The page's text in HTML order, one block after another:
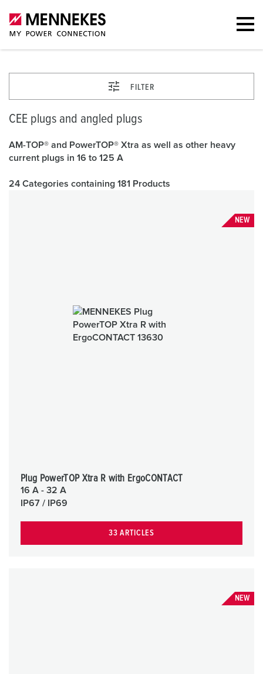
FILTER
CEE plugs and angled plugs
AM-TOP® and PowerTOP® Xtra as well as other heavy
current plugs in 16 to 125 A
24 Categories containing 181 Products
NEW
Plug PowerTOP Xtra R with ErgoCONTACT
16 A - 32 A
IP67 / IP69
33 ARTICLES
NEW